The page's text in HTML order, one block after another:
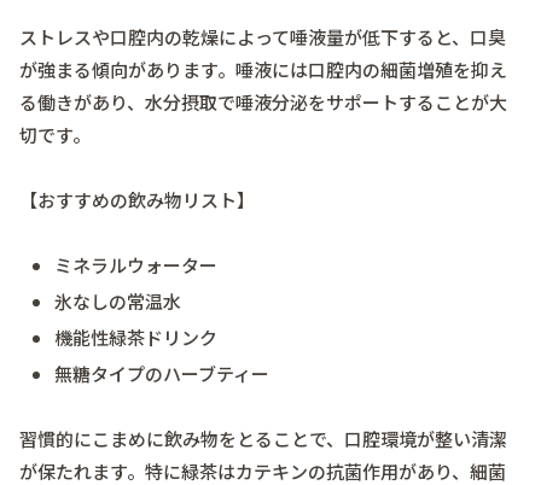
ストレスや口腔内の乾燥によって唾液量が低下すると、口臭
が強まる傾向があります。唾液には口腔内の細菌増殖を抑え
る働きがあり、水分摂取で唾液分泌をサポートすることが大
切です。
【おすすめの飲み物リスト】
ミネラルウォーター
氷なしの常温水
機能性緑茶ドリンク
無糖タイプのハーブティー
習慣的にこまめに飲み物をとることで、口腔環境が整い清潔
が保たれます。特に緑茶はカテキンの抗菌作用があり、細菌